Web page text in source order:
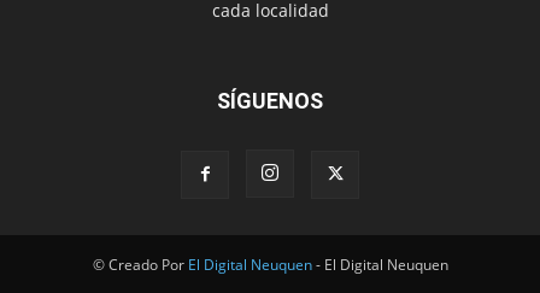
cada localidad
SÍGUENOS
© Creado Por El Digital Neuquen- El Digital Neuquen